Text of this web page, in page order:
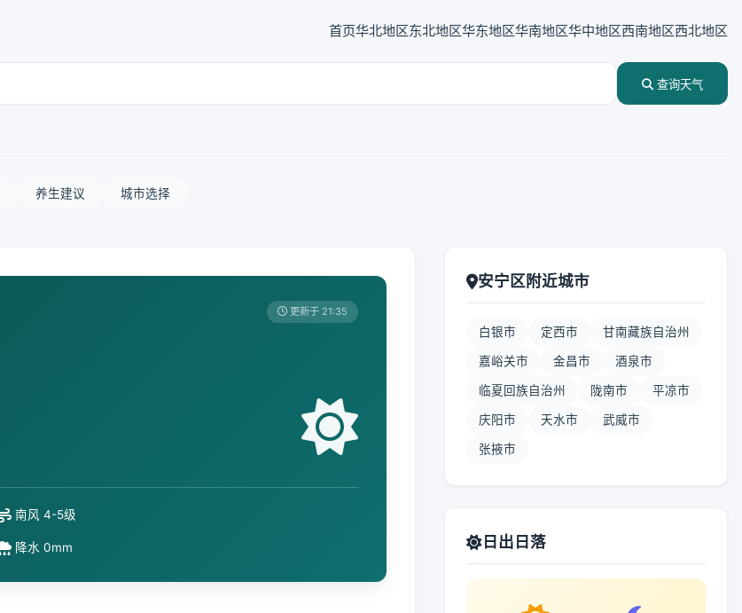
首页华北地区东北地区华东地区华南地区华中地区西南地区西北地区
查询天气
养生建议 城市选择
更新于 21:35
南风 4-5级
降水 0mm
安宁区附近城市
白银市 定西市 甘南藏族自治州
嘉峪关市 金昌市 酒泉市
临夏回族自治州 陇南市 平凉市
庆阳市 天水市 武威市
张掖市
日出日落